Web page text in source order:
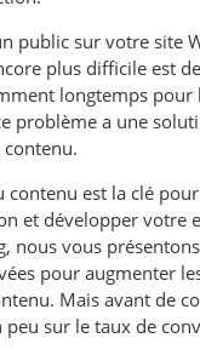
public sur votre site
plus difficile est
longtemps pour
problème a une
contenu est la clé
et développer votre
nous vous
pour augmenter
Mais avant de
sur le taux de